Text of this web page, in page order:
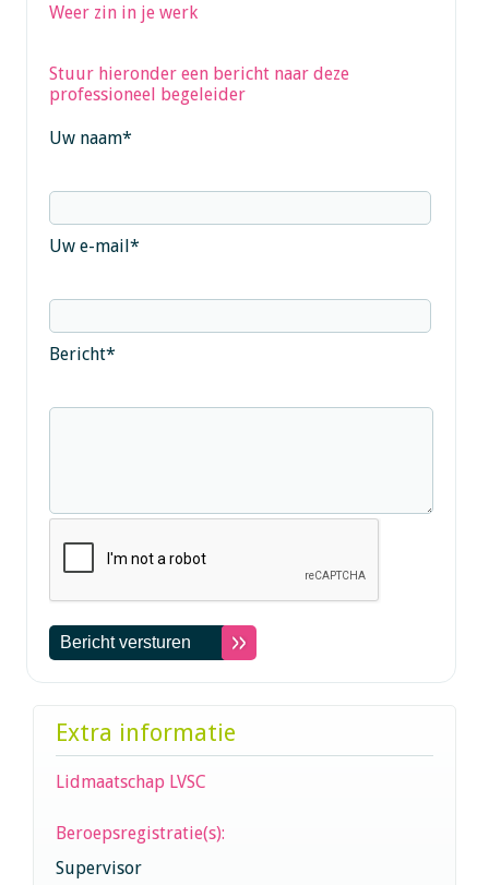
Weer zin in je werk
Stuur hieronder een bericht naar deze
professioneel begeleider
Uw naam*
Uw e-mail*
Bericht*
Extra informatie
Lidmaatschap LVSC
Beroepsregistratie(s):
Supervisor